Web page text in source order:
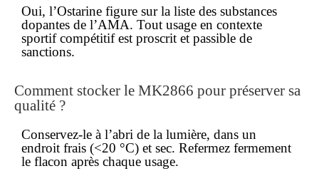
Oui, l’Ostarine figure sur la liste des substances
dopantes de l’AMA. Tout usage en contexte
sportif compétitif est proscrit et passible de
sanctions.
Comment stocker le MK2866 pour préserver sa
qualité ?
Conservez-le à l’abri de la lumière, dans un
endroit frais (<20 °C) et sec. Refermez fermement
le flacon après chaque usage.